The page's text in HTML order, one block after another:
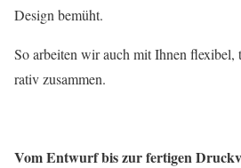
Design bemüht.
So arbei­ten wir auch mit Ihnen
ra­tiv zusam­men.
Vom Ent­wurf bis zur fer­ti­gen